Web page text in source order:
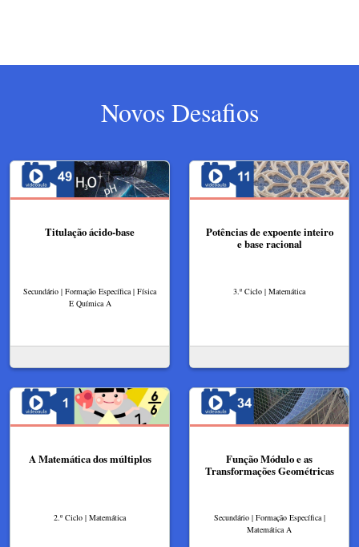
Novos Desafios
Titulação ácido-base
Secundário | Formação Específica | Física
E Química A
Potências de expoente inteiro
e base racional
3.º Ciclo | Matemática
A Matemática dos múltiplos
2.º Ciclo | Matemática
Função Módulo e as
Transformações Geométricas
Secundário | Formação Específica |
Matemática A